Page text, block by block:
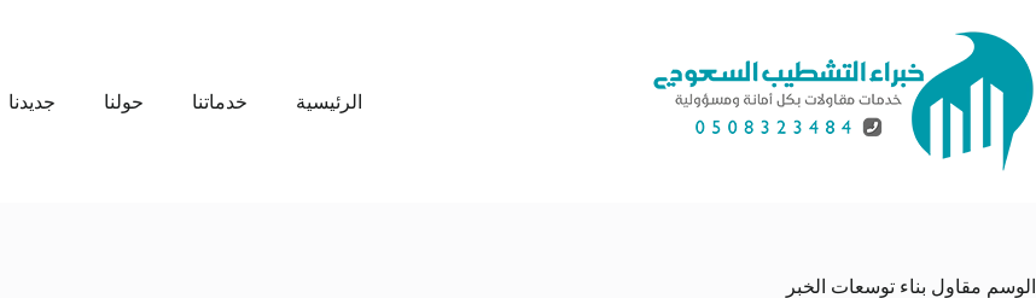
المحتوى
الرئيسية خدماتنا حولنا جديدنا
الوسم مقاول بناء توسعات الخبر